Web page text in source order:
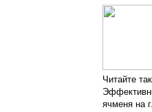
Читайте
ячменя на